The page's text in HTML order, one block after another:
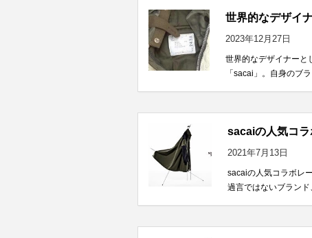
世界的なデザイ
2023年12月27日
世界的なデザイナーと
「sacai」。自身のブ
sacaiの人気コ
2021年7月13日
sacaiの人気コラボレ
過言ではないブランド